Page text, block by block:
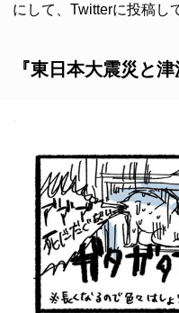
にして、Twitterに投稿し
『東日本大震災と津